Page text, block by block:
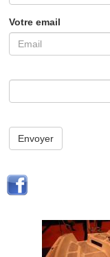
Votre email
Envoyer